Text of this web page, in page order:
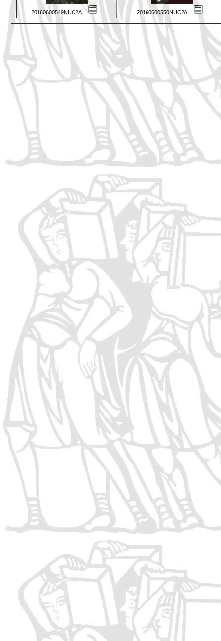
20160600549NUC2A 20160600550NUC2A